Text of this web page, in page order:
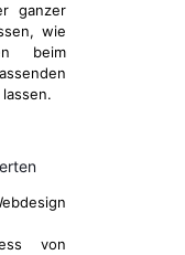
ganzer
wie
beim
von